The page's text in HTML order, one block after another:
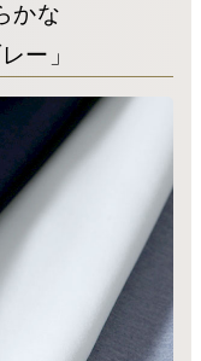
かな
ー」